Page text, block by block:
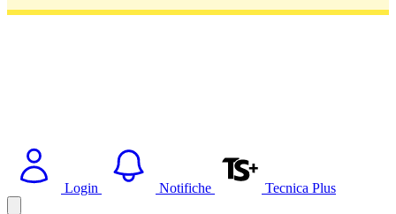
Login Notifiche Tecnica Plus